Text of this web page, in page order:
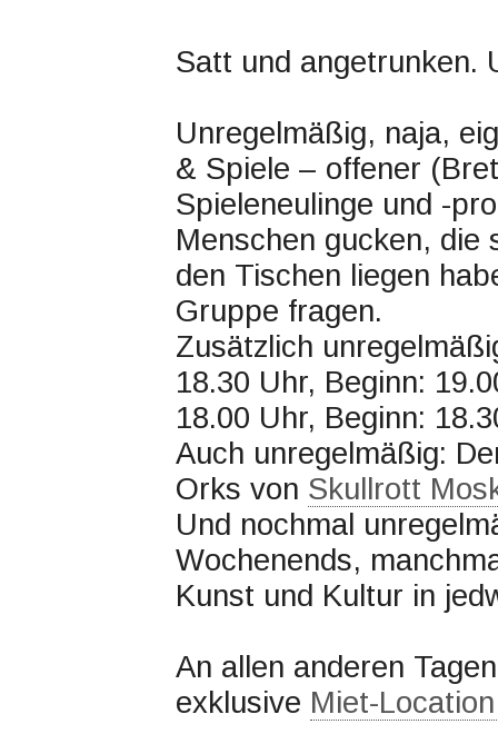
Satt und angetrunken.
Unregelmäßig, naja,
& Spiele – offener
Spieleneulinge und -
Menschen gucken, die
den Tischen liegen
Gruppe fragen.
Zusätzlich
18.30 Uhr, Beginn:
18.00 Uhr, Beginn:
Auch unregelmäßig:
Orks von Skullrott
Und nochmal
Wochenends,
Kunst und Kultur in
An allen anderen
exklusive Miet-